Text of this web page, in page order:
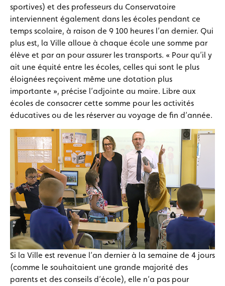
sportives) et des professeurs du Conservatoire
interviennent également dans les écoles pendant ce
temps scolaire, à raison de 9 100 heures l’an dernier. Qui
plus est, la Ville alloue à chaque école une somme par
élève et par an pour assurer les transports. « Pour qu’il y
ait une équité entre les écoles, celles qui sont le plus
éloignées reçoivent même une dotation plus
importante », précise l’adjointe au maire. Libre aux
écoles de consacrer cette somme pour les activités
éducatives ou de les réserver au voyage de fin d’année.
Si la Ville est revenue l’an dernier à la semaine de 4 jours
(comme le souhaitaient une grande majorité des
parents et des conseils d’école), elle n’a pas pour